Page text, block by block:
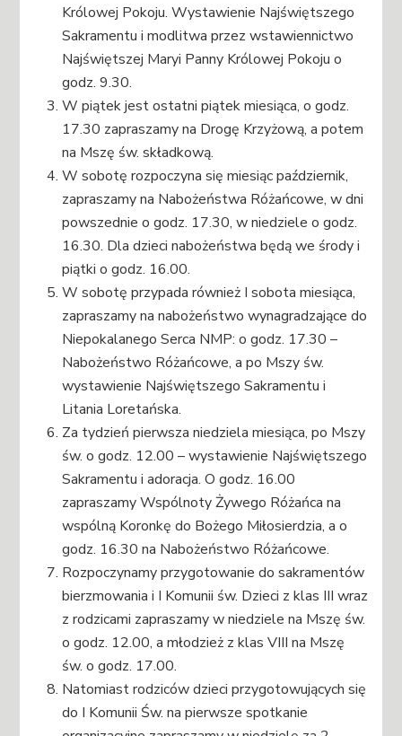
Królowej Pokoju. Wystawienie Najświętszego
Sakramentu i modlitwa przez wstawiennictwo
Najświętszej Maryi Panny Królowej Pokoju o
godz. 9.30.
W piątek jest ostatni piątek miesiąca, o godz.
17.30 zapraszamy na Drogę Krzyżową, a potem
na Mszę św. składkową.
W sobotę rozpoczyna się miesiąc październik,
zapraszamy na Nabożeństwa Różańcowe, w dni
powszednie o godz. 17.30, w niedziele o godz.
16.30. Dla dzieci nabożeństwa będą we środy i
piątki o godz. 16.00.
W sobotę przypada również I sobota miesiąca,
zapraszamy na nabożeństwo wynagradzające do
Niepokalanego Serca NMP: o godz. 17.30 –
Nabożeństwo Różańcowe, a po Mszy św.
wystawienie Najświętszego Sakramentu i
Litania Loretańska.
Za tydzień pierwsza niedziela miesiąca, po Mszy
św. o godz. 12.00 – wystawienie Najświętszego
Sakramentu i adoracja. O godz. 16.00
zapraszamy Wspólnoty Żywego Różańca na
wspólną Koronkę do Bożego Miłosierdzia, a o
godz. 16.30 na Nabożeństwo Różańcowe.
Rozpoczynamy przygotowanie do sakramentów
bierzmowania i I Komunii św. Dzieci z klas III wraz
z rodzicami zapraszamy w niedziele na Mszę św.
o godz. 12.00, a młodzież z klas VIII na Mszę
św. o godz. 17.00.
Natomiast rodziców dzieci przygotowujących się
do I Komunii Św. na pierwsze spotkanie